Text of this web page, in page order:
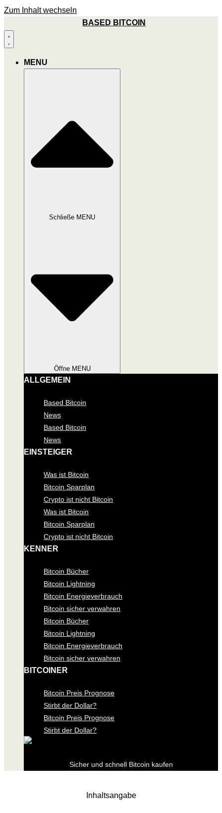
Zum Inhalt wechseln
BASED BITCOIN
MENU
Schließe MENU
Öffne MENU
ALLGEMEIN
Based Bitcoin
News
Based Bitcoin
News
EINSTEIGER
Was ist Bitcoin
Bitcoin Sparplan
Crypto ist nicht Bitcoin
Was ist Bitcoin
Bitcoin Sparplan
Crypto ist nicht Bitcoin
KENNER
Bitcoin Bücher
Bitcoin Lightning
Bitcoin Energieverbrauch
Bitcoin sicher verwahren
Bitcoin Bücher
Bitcoin Lightning
Bitcoin Energieverbrauch
Bitcoin sicher verwahren
BITCOINER
Bitcoin Preis Prognose
Stirbt der Dollar?
Bitcoin Preis Prognose
Stirbt der Dollar?
Sicher und schnell Bitcoin kaufen
Inhaltsangabe